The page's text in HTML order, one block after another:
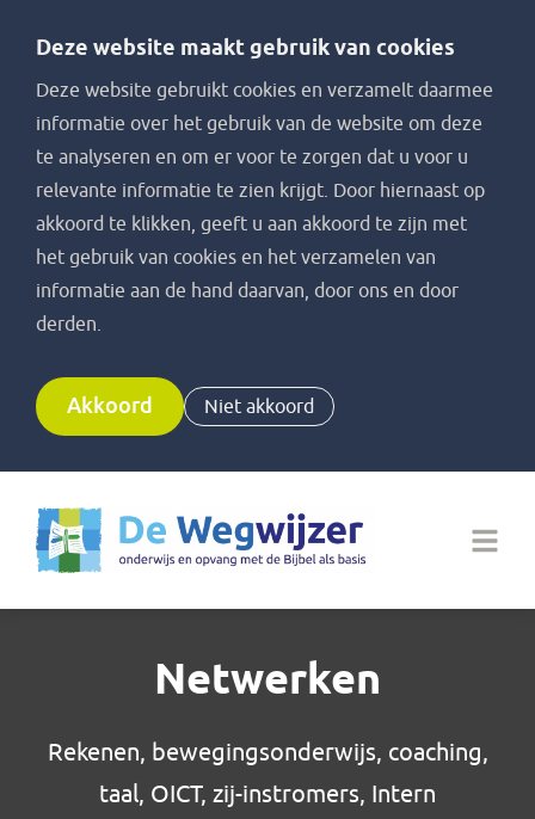
Deze website maakt gebruik van cookies
Deze website gebruikt cookies en verzamelt daarmee
informatie over het gebruik van de website om deze
te analyseren en om er voor te zorgen dat u voor u
relevante informatie te zien krijgt. Door hiernaast op
akkoord te klikken, geeft u aan akkoord te zijn met
het gebruik van cookies en het verzamelen van
informatie aan de hand daarvan, door ons en door
derden.
Akkoord Niet akkoord
Netwerken
Rekenen, bewegingsonderwijs, coaching,
taal, OICT, zij-instromers, Intern